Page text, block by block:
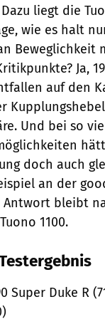
liegt die
wie es halt
Beweglichkeit
Ja,
auf den
Und bei so
doch auch
an der
Antwort bleibt
1100.
Super Duke R